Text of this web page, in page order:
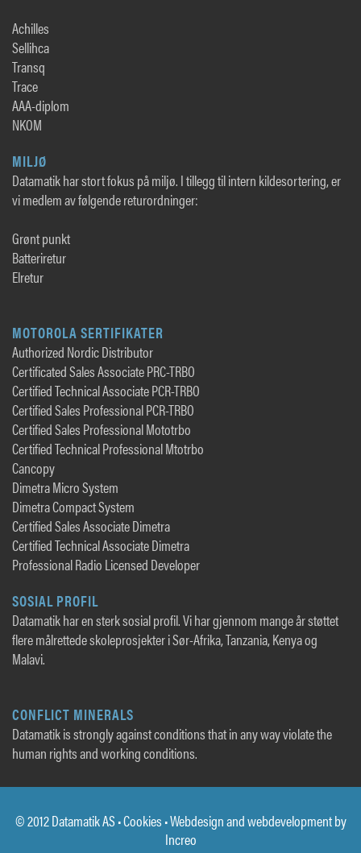
Achilles
Sellihca
Transq
Trace
AAA-diplom
NKOM
MILJØ
Datamatik har stort fokus på miljø. I tillegg til intern kildesortering, er
vi medlem av følgende returordninger:
Grønt punkt
Batteriretur
Elretur
MOTOROLA SERTIFIKATER
Authorized Nordic Distributor
Certificated Sales Associate PRC-TRBO
Certified Technical Associate PCR-TRBO
Certified Sales Professional PCR-TRBO
Certified Sales Professional Mototrbo
Certified Technical Professional Mtotrbo
Cancopy
Dimetra Micro System
Dimetra Compact System
Certified Sales Associate Dimetra
Certified Technical Associate Dimetra
Professional Radio Licensed Developer
SOSIAL PROFIL
Datamatik har en sterk sosial profil. Vi har gjennom mange år støttet
flere målrettede skoleprosjekter i Sør-Afrika, Tanzania, Kenya og
Malavi.
CONFLICT MINERALS
Datamatik is strongly against conditions that in any way violate the
human rights and working conditions.
© 2012 Datamatik AS •Cookies • Webdesign and webdevelopment by
Increo